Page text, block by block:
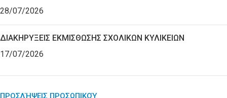
28/07/2026
ΔΙΑΚΗΡΥΞΕΙΣ ΕΚΜΙΣΘΩΣΗΣ ΣΧΟΛΙΚΩΝ ΚΥΛΙΚΕΙΩΝ
17/07/2026
ΠΡΟΣΛΉΨΕΙΣ ΠΡΟΣΩΠΙΚΟΎ